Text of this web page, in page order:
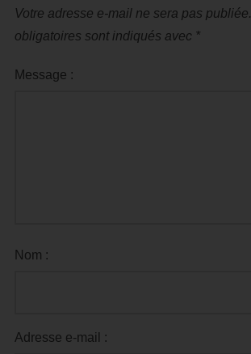
Votre adresse e-mail ne sera pas publiée.
obligatoires sont indiqués avec *
Message :
Nom :
Adresse e-mail :